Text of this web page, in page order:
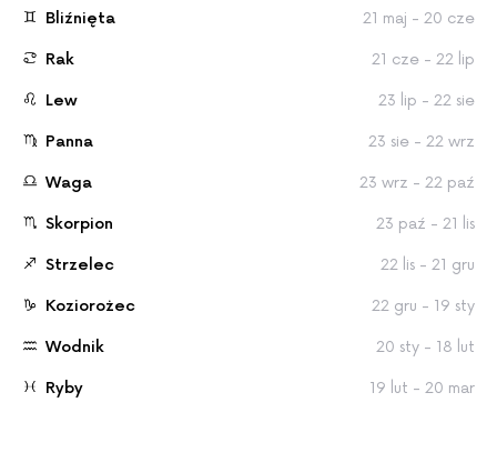
Bliźnięta 21 maj - 20 cze
Rak 21 cze - 22 lip
Lew 23 lip - 22 sie
Panna 23 sie - 22 wrz
Waga 23 wrz - 22 paź
Skorpion 23 paź - 21 lis
Strzelec 22 lis - 21 gru
Koziorożec 22 gru - 19 sty
Wodnik 20 sty - 18 lut
Ryby 19 lut - 20 mar